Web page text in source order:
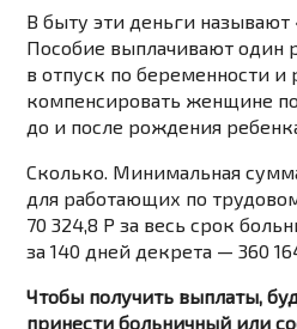
В быту эти деньги
Пособие выплачивают один
в отпуск по беременности и
компенсировать женщине
до и после рождения
Сколько. Минимальная
для работающих по
70 324,8 Р за весь срок
за 140 дней декрета — 360
Чтобы получить выплаты,
принести больничный или